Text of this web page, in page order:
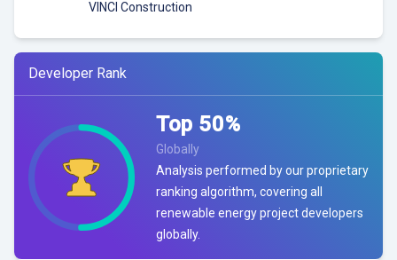
VINCI Construction
Developer Rank
Top 50%
Globally
Analysis performed by our proprietary
ranking algorithm, covering all
renewable energy project developers
globally.